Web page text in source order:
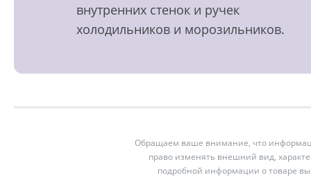
внутренних стенок и ручек
холодильников и морозильников.
Обращаем ваше внимание, что
право изменять внешний вид,
подробной информации о товаре